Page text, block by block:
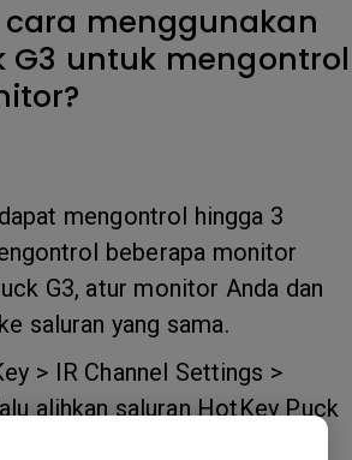
menggunakan
G3 untuk mengontrol
mengontrol hingga 3
beberapa monitor
G3, atur monitor Anda dan
saluran yang sama.
> IR Channel Settings >
alihkan saluran HotKey Puck
nomor saluran yang sama.